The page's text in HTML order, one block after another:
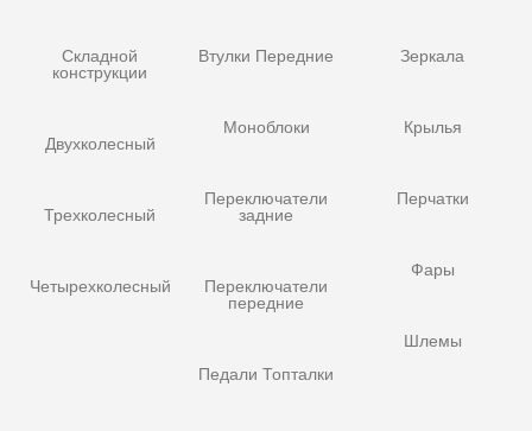
Складной
конструкции
Двухколесный
Трехколесный
Четырехколесный
Втулки Передние
Моноблоки
Переключатели
задние
Переключатели
передние
Педали Топталки
Зеркала
Крылья
Перчатки
Фары
Шлемы